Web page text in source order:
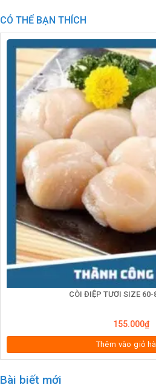
CÓ THỂ BẠN THÍCH
CÒI ĐIỆP TƯƠI SIZE 60-
155.000₫
Thêm vào giỏ
Bài biết mới